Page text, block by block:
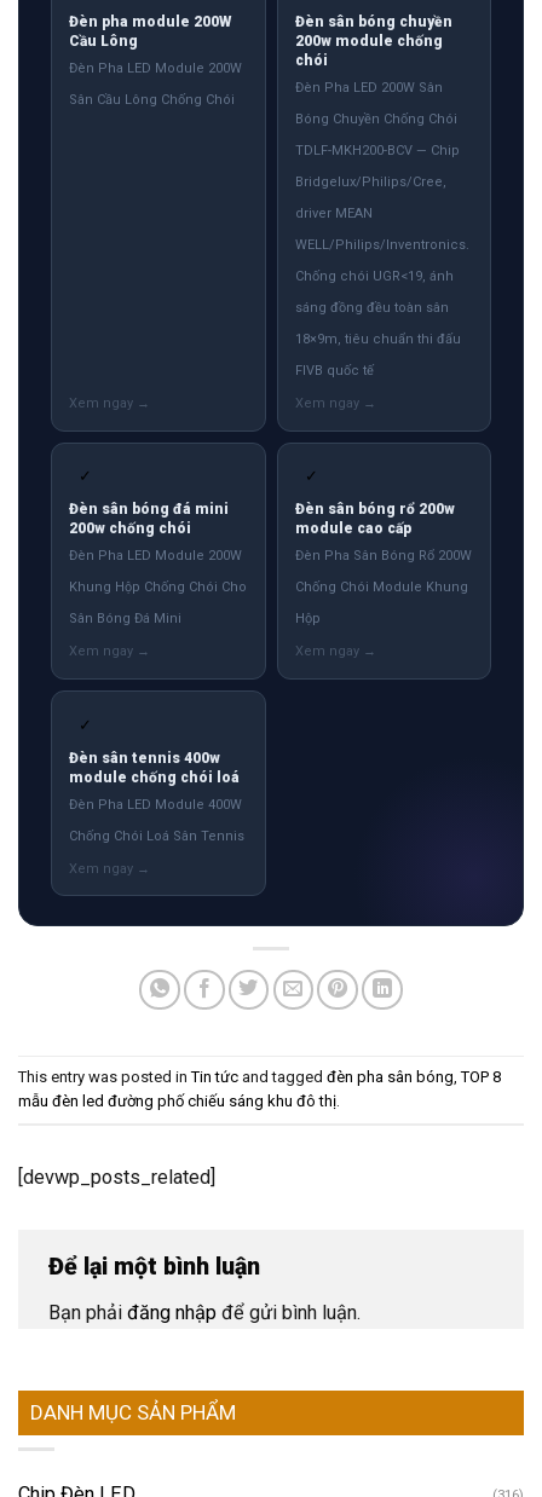
Đèn pha module 200W
Cầu Lông
Đèn Pha LED Module 200W
Sân Cầu Lông Chống Chói
Đèn sân bóng chuyền
200w module chống
chói
Đèn Pha LED 200W Sân
Bóng Chuyền Chống Chói
TDLF-MKH200-BCV — Chip
Bridgelux/Philips/Cree,
driver MEAN
WELL/Philips/Inventronics.
Chống chói UGR<19, ánh
sáng đồng đều toàn sân
18×9m, tiêu chuẩn thi đấu
FIVB quốc tế
✓
Đèn sân bóng đá mini
200w chống chói
Đèn Pha LED Module 200W
Khung Hộp Chống Chói Cho
Sân Bóng Đá Mini
✓
Đèn sân bóng rổ 200w
module cao cấp
Đèn Pha Sân Bóng Rổ 200W
Chống Chói Module Khung
Hộp
✓
Đèn sân tennis 400w
module chống chói loá
Đèn Pha LED Module 400W
Chống Chói Loá Sân Tennis
This entry was posted inTin tức and tagged đèn pha sân bóng ,TOP 8
mẫu đèn led đường phố chiếu sáng khu đô thị
[devwp_posts_related]
Để lại một bình luận
Bạn phải đăng nhập để gửi bình luận.
DANH MỤC SẢN PHẨM